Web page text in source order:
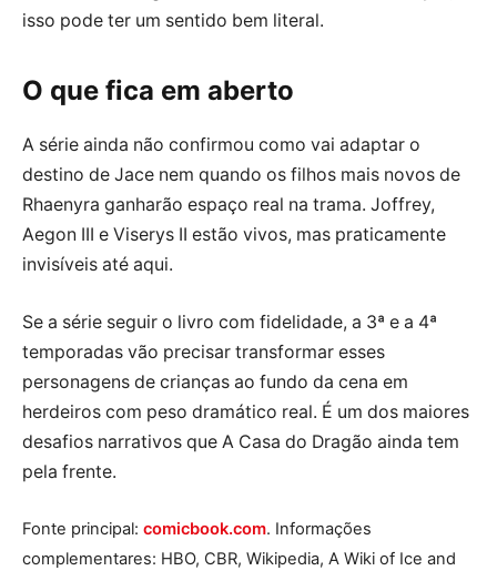
isso pode ter um sentido bem literal.
O que fica em aberto
A série ainda não confirmou como vai adaptar o
destino de Jace nem quando os filhos mais novos de
Rhaenyra ganharão espaço real na trama. Joffrey,
Aegon III e Viserys II estão vivos, mas praticamente
invisíveis até aqui.
Se a série seguir o livro com fidelidade, a 3ª e a 4ª
temporadas vão precisar transformar esses
personagens de crianças ao fundo da cena em
herdeiros com peso dramático real. É um dos maiores
desafios narrativos que A Casa do Dragão ainda tem
pela frente.
Fonte principal: comicbook.com. Informações
complementares: HBO, CBR, Wikipedia, A Wiki of Ice and